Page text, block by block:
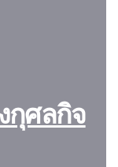
กุศลกิจ